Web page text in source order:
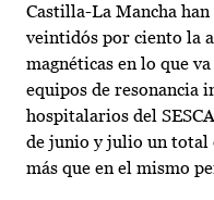
Castilla-La Mancha
veintidós por ciento la
magnéticas en lo que
equipos de resonancia
hospitalarios del
de junio y julio un total
más que en el mismo